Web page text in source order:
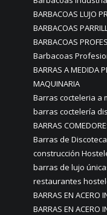
BARBACOAS LUJO
BARBACOAS
BARBACOAS
Barbacoas
BARRAS A MEDIDA
MAQUINARIA
Barras cocteleria a
barras coctelería
BARRAS
Barras de
construcción
barras de lujo
restaurantes
BARRAS EN ACERO
BARRAS EN ACERO